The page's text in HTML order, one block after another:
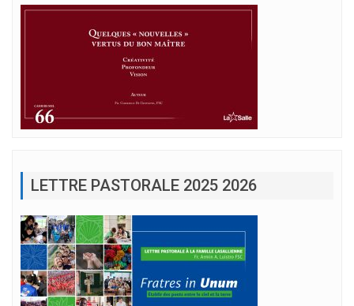
LETTRE PASTORALE 2025 2026